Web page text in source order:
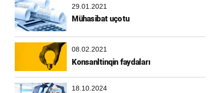
29.01.2021
Mühasibat uçotu
08.02.2021
Konsanltinqin faydaları
18.10.2024